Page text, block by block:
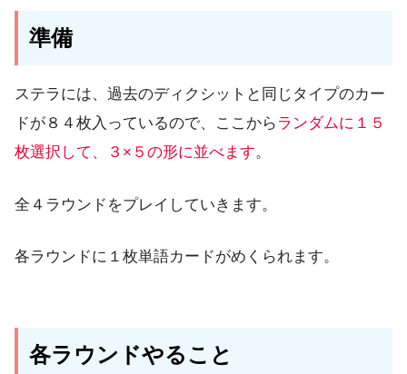
準備
ステラには、過去のディクシットと同じタイプのカー
ドが８４枚入っているので、ここからランダムに１５
枚選択して、３×５の形に並べます。
全４ラウンドをプレイしていきます。
各ラウンドに１枚単語カードがめくられます。
各ラウンドやること